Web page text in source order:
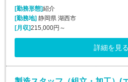
[勤務形態]紹介
[勤務地] 静岡県 湖西市
[月収]215,000円～
詳細を見る